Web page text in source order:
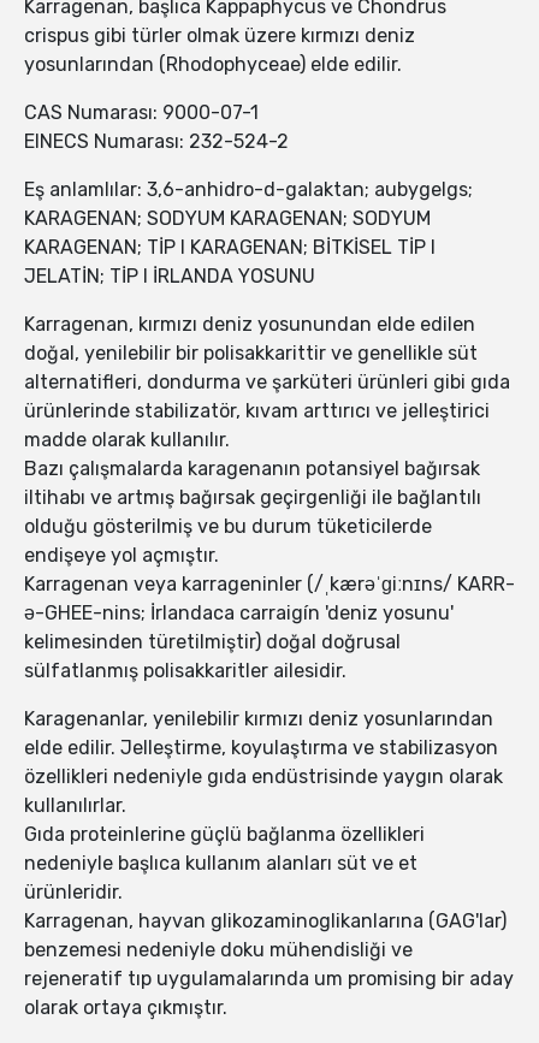
Karragenan, başlıca Kappaphycus ve Chondrus
crispus gibi türler olmak üzere kırmızı deniz
yosunlarından (Rhodophyceae) elde edilir.
CAS Numarası: 9000-07-1
EINECS Numarası: 232-524-2
Eş anlamlılar: 3,6-anhidro-d-galaktan; aubygelgs;
KARAGENAN; SODYUM KARAGENAN; SODYUM
KARAGENAN; TİP I KARAGENAN; BİTKİSEL TİP I
JELATİN; TİP I İRLANDA YOSUNU
Karragenan, kırmızı deniz yosunundan elde edilen
doğal, yenilebilir bir polisakkarittir ve genellikle süt
alternatifleri, dondurma ve şarküteri ürünleri gibi gıda
ürünlerinde stabilizatör, kıvam arttırıcı ve jelleştirici
madde olarak kullanılır.
Bazı çalışmalarda karagenanın potansiyel bağırsak
iltihabı ve artmış bağırsak geçirgenliği ile bağlantılı
olduğu gösterilmiş ve bu durum tüketicilerde
endişeye yol açmıştır.
Karragenan veya karrageninler (/ˌkærəˈɡiːnɪns/ KARR-
ə-GHEE-nins; İrlandaca carraigín 'deniz yosunu'
kelimesinden türetilmiştir) doğal doğrusal
sülfatlanmış polisakkaritler ailesidir.
Karagenanlar, yenilebilir kırmızı deniz yosunlarından
elde edilir. Jelleştirme, koyulaştırma ve stabilizasyon
özellikleri nedeniyle gıda endüstrisinde yaygın olarak
kullanılırlar.
Gıda proteinlerine güçlü bağlanma özellikleri
nedeniyle başlıca kullanım alanları süt ve et
ürünleridir.
Karragenan, hayvan glikozaminoglikanlarına (GAG'lar)
benzemesi nedeniyle doku mühendisliği ve
rejeneratif tıp uygulamalarında um promising bir aday
olarak ortaya çıkmıştır.